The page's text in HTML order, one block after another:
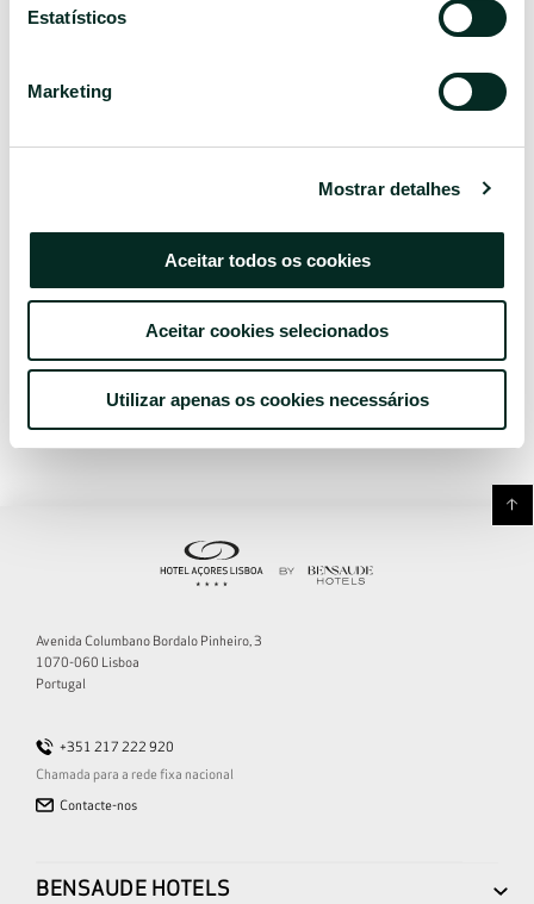
Estatísticos
Marketing
Mostrar detalhes
Aceitar todos os cookies
Aceitar cookies selecionados
Utilizar apenas os cookies necessários
até 2 pessoas.
Avenida Columbano Bordalo Pinheiro, 3
1070-060 Lisboa
Portugal
+351 217 222 920
Chamada para a rede fixa nacional
Contacte-nos
BENSAUDE HOTELS